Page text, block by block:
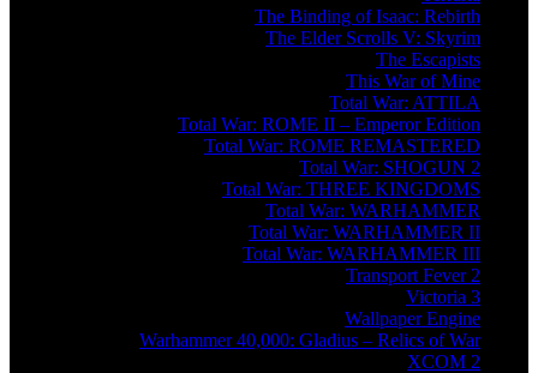
The Binding of Isaac: Rebirth
The Elder Scrolls V: Skyrim
The Escapists
This War of Mine
Total War: ATTILA
Total War: ROME II – Emperor Edition
Total War: ROME REMASTERED
Total War: SHOGUN 2
Total War: THREE KINGDOMS
Total War: WARHAMMER
Total War: WARHAMMER II
Total War: WARHAMMER III
Transport Fever 2
Victoria 3
Wallpaper Engine
Warhammer 40,000: Gladius – Relics of War
XCOM 2